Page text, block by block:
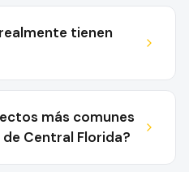
tienen
más comunes
de Central Florida?